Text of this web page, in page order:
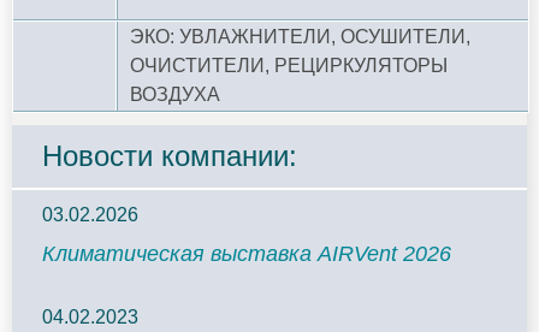
ЭКО: УВЛАЖНИТЕЛИ, ОСУШИТЕЛИ,
ОЧИСТИТЕЛИ, РЕЦИРКУЛЯТОРЫ
ВОЗДУХА
Новости компании:
03.02.2026
Климатическая выставка AIRVent 2026
04.02.2023